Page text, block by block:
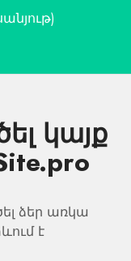
կայք
ձեր առկա
է